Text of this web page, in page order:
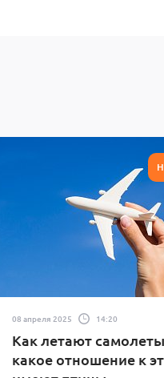
08 апреля 2025 14:20
Как летают
какое отношение к